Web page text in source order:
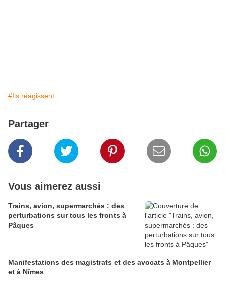
#Ils réagissent
Partager
Vous aimerez aussi
Trains, avion, supermarchés : des
perturbations sur tous les fronts à
Pâques
Manifestations des magistrats et des avocats à Montpellier
et à Nîmes